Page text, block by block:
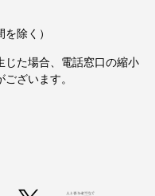
除く）
た場合、電話窓口の縮小
ざいます。